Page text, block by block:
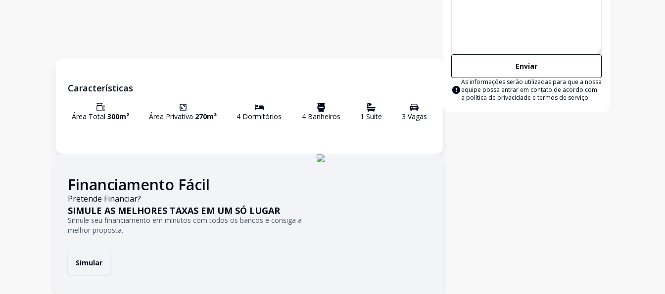
Características
Área Total 300m² Área Privativa 270m² 4 Dormitórios 4Banheiros 1 Suíte 3 Vagas
Financiamento Fácil
Pretende Financiar?
SIMULE AS MELHORES TAXAS EM UM SÓ LUGAR
Simule seu financiamento em minutos com todos os bancos e consiga a
melhor proposta.
Simular
Enviar
As informações serão utilizadas para que a nossa
equipe possa entrar em contato de acordo com
a política de privacidade e termos de serviço